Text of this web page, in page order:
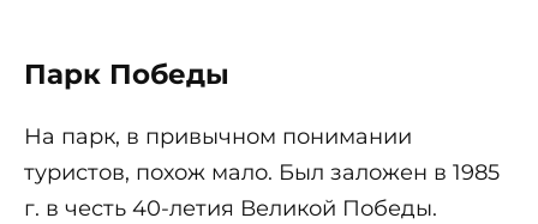
Парк Победы
На парк, в привычном понимании
туристов, похож мало. Был заложен в 1985
г. в честь 40-летия Великой Победы.